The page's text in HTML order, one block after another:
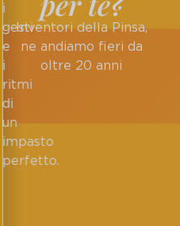
i
gesti
e
i
ritmi
di
un
impasto
perfetto.
Inventori della Pinsa,
ne andiamo fieri da
oltre 20 anni